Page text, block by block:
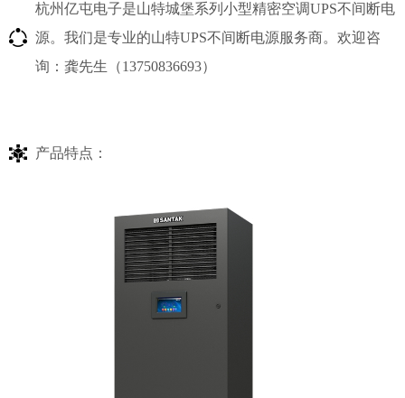
杭州亿屯电子是山特城堡系列小型精密空调UPS不间断电
源。我们是专业的山特UPS不间断电源服务商。欢迎咨
询：龚先生（13750836693）
产品特点：